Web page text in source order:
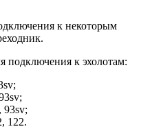
к некоторым
подключения к эхолотам:
93sv;
122.